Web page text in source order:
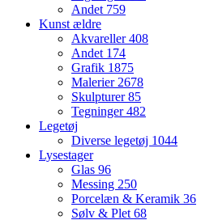
Andet 759
Kunst ældre
Akvareller408
Andet 174
Grafik 1875
Malerier 2678
Skulpturer85
Tegninger482
Legetøj
Diverse legetøj 1044
Lysestager
Glas 96
Messing 250
Porcelæn & Keramik 36
Sølv & Plet 68